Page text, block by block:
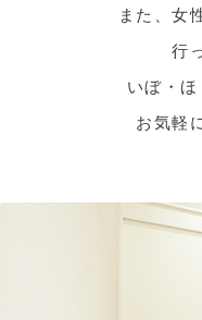
また、女
行
いぼ・
お気軽